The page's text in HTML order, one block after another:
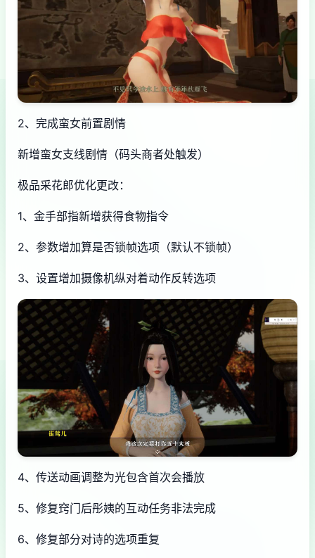
2、完成蛮女前置剧情
新增蛮女支线剧情（码头商者处触发）
极品采花郎优化更改：
1、金手部指新增获得食物指令
2、参数增加算是否锁帧选项（默认不锁帧）
3、设置增加摄像机纵对着动作反转选项
4、传送动画调整为光包含首次会播放
5、修复窍门后彤姨的互动任务非法完成
6、修复部分对诗的选项重复